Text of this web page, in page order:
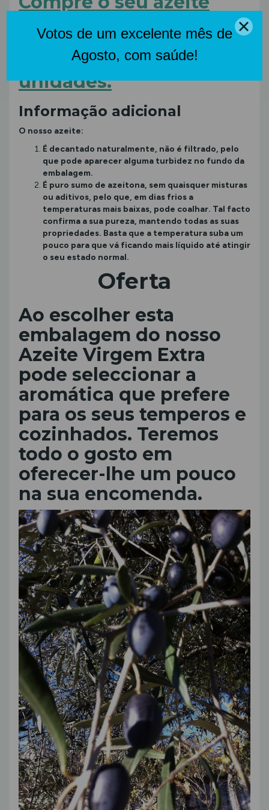
vigem extra e utilize o
desconto de quantidade
na compra de 2 ou 4
unidades.
Informação adicional
O nosso azeite:
É decantado naturalmente, não é filtrado, pelo
que pode aparecer alguma turbidez no fundo da
embalagem.
É puro sumo de azeitona, sem quaisquer misturas
ou aditivos, pelo que, em dias frios a
temperaturas mais baixas, pode coalhar. Tal facto
confirma a sua pureza, mantendo todas as suas
propriedades. Basta que a temperatura suba um
pouco para que vá ficando mais líquido até atingir
o seu estado normal.
Oferta
Ao escolher esta
embalagem do nosso
Azeite Virgem Extra
pode seleccionar a
aromática que prefere
para os seus temperos e
cozinhados. Teremos
todo o gosto em
oferecer-lhe um pouco
na sua encomenda.